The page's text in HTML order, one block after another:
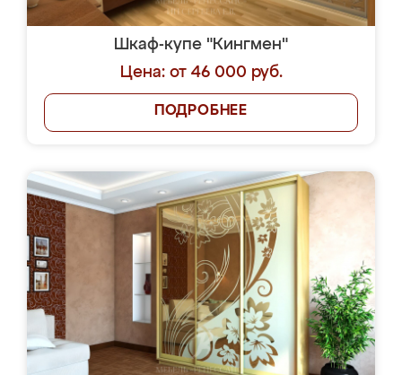
Шкаф-купе "Кингмен"
Цена: от 46 000 руб.
ПОДРОБНЕЕ